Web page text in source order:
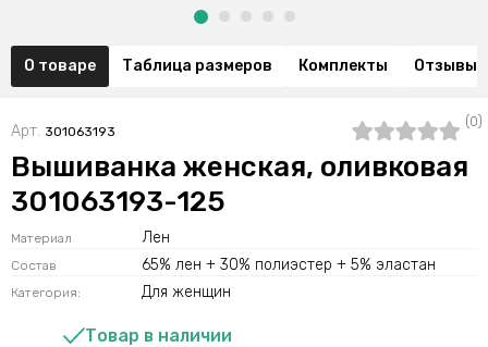
О товаре Таблица размеров Комплекты Отзывы
Арт. 301063193
(0)
Вышиванка женская, оливковая
301063193-125
Материал Лен
Состав 65% лен + 30% полиэстер + 5% эластан
Категория: Для женщин
Товар в наличии